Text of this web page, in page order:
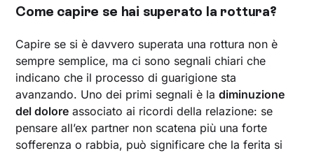
Come capire se hai superato la rottura?
Capire se si è davvero superata una rottura non è
sempre semplice, ma ci sono segnali chiari che
indicano che il processo di guarigione sta
avanzando. Uno dei primi segnali è ladiminuzione
del dolore associato ai ricordi della relazione: se
pensare all’ex partner non scatena più una forte
sofferenza o rabbia, può significare che la ferita si